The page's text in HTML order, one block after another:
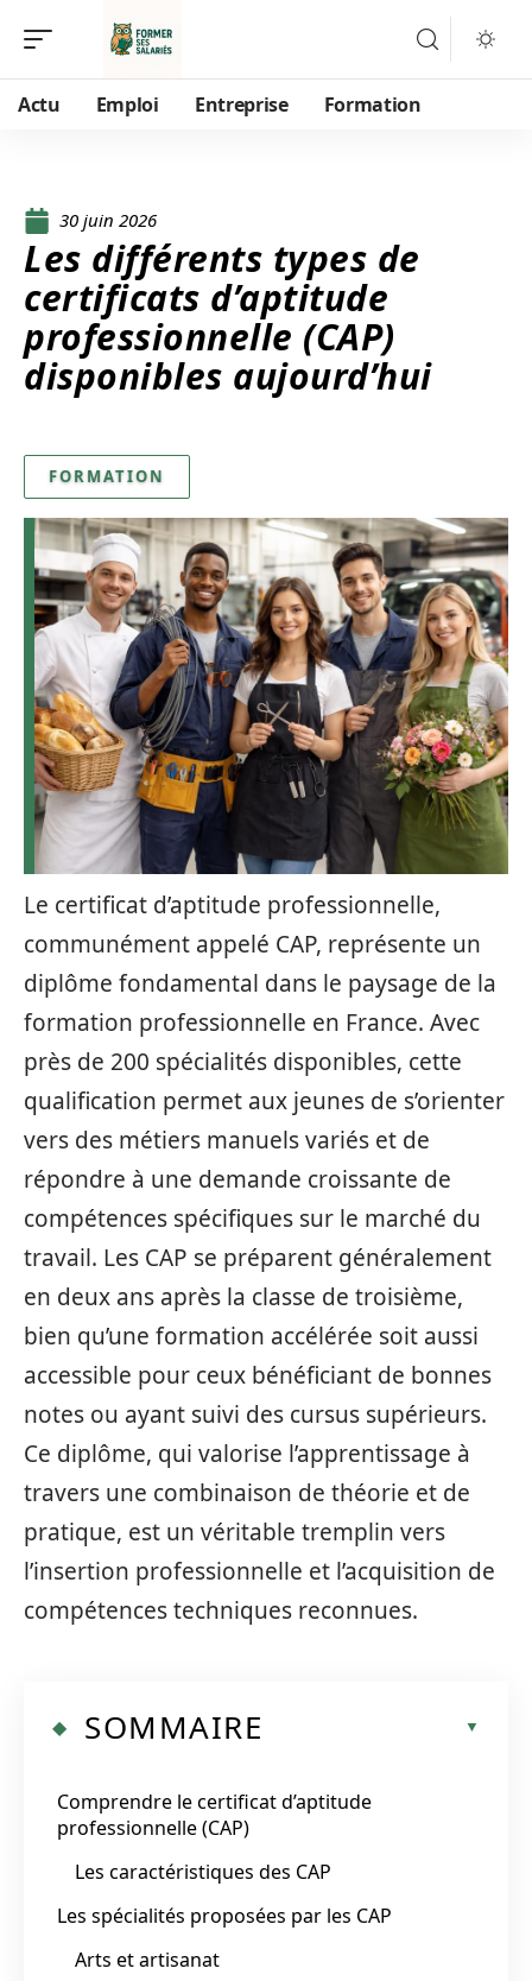
Actu Emploi Entreprise Formation
30 juin 2026
Les différents types de
certificats d’aptitude
professionnelle (CAP)
disponibles aujourd’hui
FORMATION
Le certificat d’aptitude professionnelle,
communément appelé CAP, représente un
diplôme fondamental dans le paysage de la
formation professionnelle en France. Avec
près de 200 spécialités disponibles, cette
qualification permet aux jeunes de s’orienter
vers des métiers manuels variés et de
répondre à une demande croissante de
compétences spécifiques sur le marché du
travail. Les CAP se préparent généralement
en deux ans après la classe de troisième,
bien qu’une formation accélérée soit aussi
accessible pour ceux bénéficiant de bonnes
notes ou ayant suivi des cursus supérieurs.
Ce diplôme, qui valorise l’apprentissage à
travers une combinaison de théorie et de
pratique, est un véritable tremplin vers
l’insertion professionnelle et l’acquisition de
compétences techniques reconnues.
SOMMAIRE
Comprendre le certificat d’aptitude
professionnelle (CAP)
Les caractéristiques des CAP
Les spécialités proposées par les CAP
Arts et artisanat